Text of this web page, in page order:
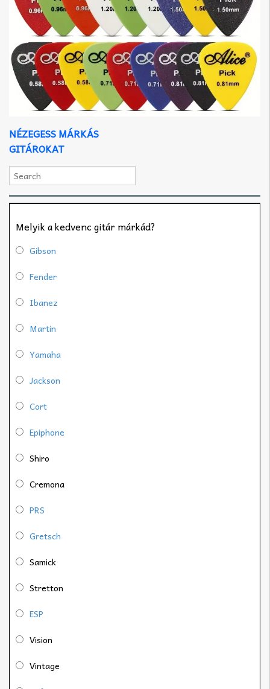
NÉZEGESS MÁRKÁS
GITÁROKAT
Melyik a kedvenc gitár márkád?
Gibson
Fender
Ibanez
Martin
Yamaha
Jackson
Cort
Epiphone
Shiro
Cremona
PRS
Gretsch
Samick
Stretton
ESP
Vision
Vintage